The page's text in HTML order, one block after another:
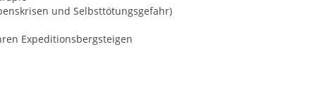
und Selbsttötungsgefahr)
Expeditionsbergsteigen